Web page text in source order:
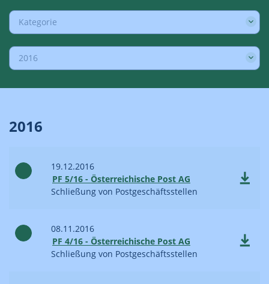
Kategorie
2016
2016
19.12.2016
PF 5/16 - Österreichische Post AG
Schließung von Postgeschäftsstellen
08.11.2016
PF 4/16 - Österreichische Post AG
Schließung von Postgeschäftsstellen